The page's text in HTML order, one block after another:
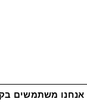
אנחנו משתמשים